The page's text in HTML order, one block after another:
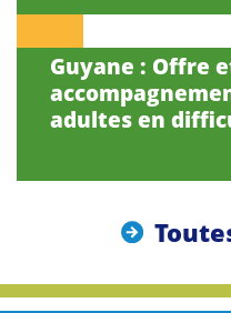
Guyane : Offre
adultes en